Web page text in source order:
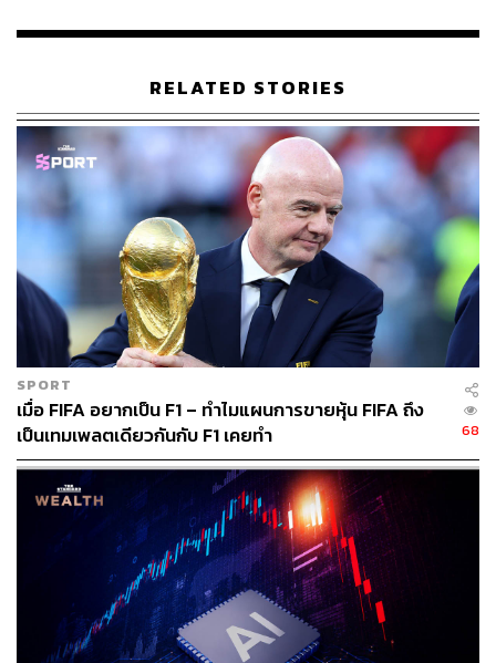
RELATED STORIES
SPORT
เมื่อ FIFA อยากเป็น F1 – ทำไมแผนการขายหุ้น FIFA ถึง
เป็นเทมเพลตเดียวกันกับ F1 เคยทำ
68